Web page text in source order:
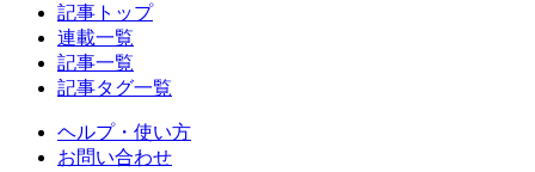
記事トップ
連載一覧
記事一覧
記事タグ一覧
ヘルプ・使い方
お問い合わせ